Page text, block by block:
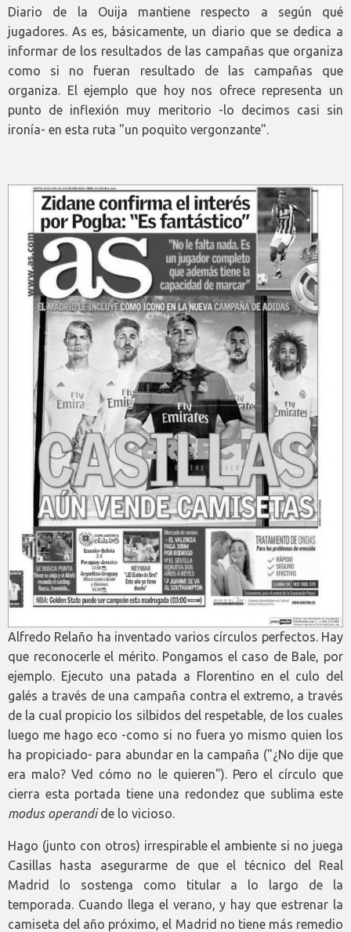
Diario de la Ouija mantiene respecto a según qué
jugadores. As es, básicamente, un diario que se dedica a
informar de los resultados de las campañas que organiza
como si no fueran resultado de las campañas que
organiza. El ejemplo que hoy nos ofrece representa un
punto de inflexión muy meritorio -lo decimos casi sin
ironía- en esta ruta "un poquito vergonzante".
Alfredo Relaño ha inventado varios círculos perfectos. Hay
que reconocerle el mérito. Pongamos el caso de Bale, por
ejemplo. Ejecuto una patada a Florentino en el culo del
galés a través de una campaña contra el extremo, a través
de la cual propicio los silbidos del respetable, de los cuales
luego me hago eco -como si no fuera yo mismo quien los
ha propiciado- para abundar en la campaña ("¿No dije que
era malo? Ved cómo no le quieren"). Pero el círculo que
cierra esta portada tiene una redondez que sublima este
modus operandide lo vicioso.
Hago (junto con otros) irrespirable el ambiente si no juega
Casillas hasta asegurarme de que el técnico del Real
Madrid lo sostenga como titular a lo largo de la
temporada. Cuando llega el verano, y hay que estrenar la
camiseta del año próximo, el Madrid no tiene más remedio